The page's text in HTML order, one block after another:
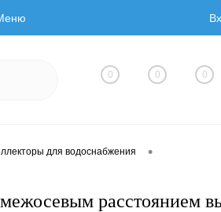
0 0 0
для водоснабжения •
расстоянием